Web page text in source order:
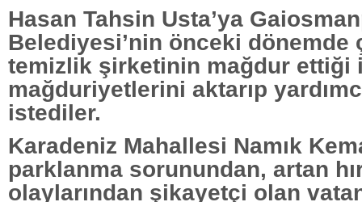
Hasan Tahsin Usta’ya
Belediyesi’nin önceki dönemde
temizlik şirketinin mağdur ettiği
mağduriyetlerini aktarıp
istediler.
Karadeniz Mahallesi Namık
parklanma sorunundan, artan
olaylarından şikayetçi olan